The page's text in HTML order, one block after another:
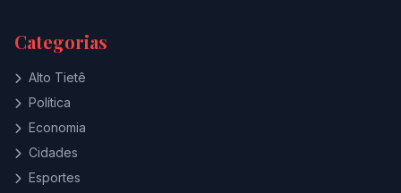
Categorias
Alto Tietê
Política
Economia
Cidades
Esportes